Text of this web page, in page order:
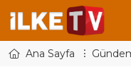
Ana Sayfa